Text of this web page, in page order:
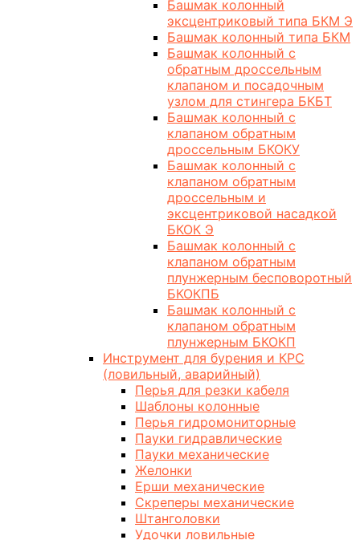
Башмак колонный
эксцентриковый типа БКМ Э
Башмак колонный типа БКМ
Башмак колонный с
обратным дроссельным
клапаном и посадочным
узлом для стингера БКБТ
Башмак колонный с
клапаном обратным
дроссельным БКОКУ
Башмак колонный с
клапаном обратным
дроссельным и
эксцентриковой насадкой
БКОК Э
Башмак колонный с
клапаном обратным
плунжерным бесповоротный
БКОКПБ
Башмак колонный с
клапаном обратным
плунжерным БКОКП
Инструмент для бурения и КРС
(ловильный, аварийный)
Перья для резки кабеля
Шаблоны колонные
Перья гидромониторные
Пауки гидравлические
Пауки механические
Желонки
Ерши механические
Скреперы механические
Штанголовки
Удочки ловильные